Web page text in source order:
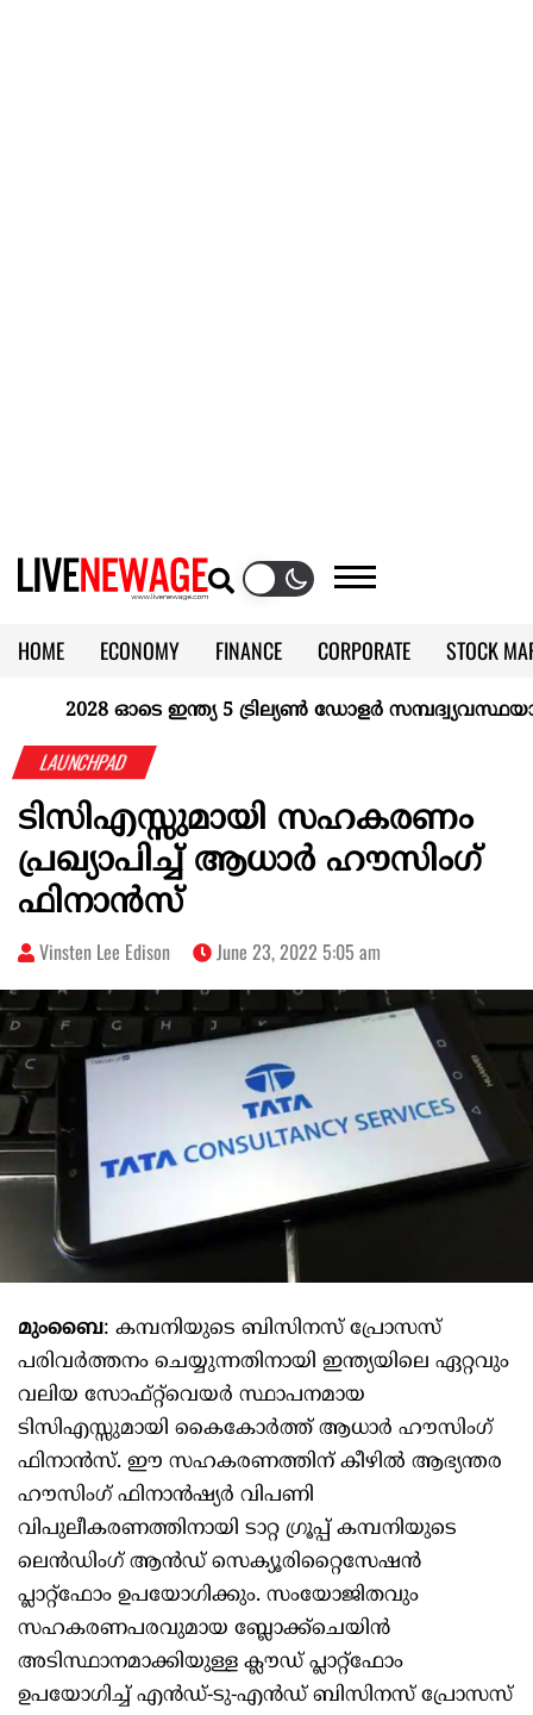
HOME ECONOMY FINANCE CORPORATE
STOCK
CALENDAR
KERALA @70
2028 ഓടെ ഇന്ത്യ 5 ട്രില്യണ്‍ ഡോളര്‍
LAUNCHPAD
ടിസിഎസ്സുമായി സഹകരണം
പ്രഖ്യാപിച്ച് ആധാർ ഹൗസിംഗ്
ഫിനാൻസ്
Vinsten Lee Edison June 23, 2022 5:05 am
മുംബൈ: കമ്പനിയുടെ ബിസിനസ് പ്രോസസ്
പരിവർത്തനം ചെയ്യുന്നതിനായി ഇന്ത്യയിലെ ഏറ്റവും
വലിയ സോഫ്‌റ്റ്‌വെയർ സ്ഥാപനമായ
ടിസിഎസ്സുമായി കൈകോർത്ത് ആധാർ ഹൗസിംഗ്
ഫിനാൻസ്. ഈ സഹകരണത്തിന് കീഴിൽ ആഭ്യന്തര
ഹൗസിംഗ് ഫിനാൻഷ്യർ വിപണി
വിപുലീകരണത്തിനായി ടാറ്റ ഗ്രൂപ്പ് കമ്പനിയുടെ
ലെൻഡിംഗ് ആൻഡ് സെക്യൂരിറ്റൈസേഷൻ
പ്ലാറ്റ്‌ഫോം ഉപയോഗിക്കും. സംയോജിതവും
സഹകരണപരവുമായ ബ്ലോക്ക്ചെയിൻ
അടിസ്ഥാനമാക്കിയുള്ള ക്ലൗഡ് പ്ലാറ്റ്‌ഫോം
ഉപയോഗിച്ച് എൻഡ്-ടു-എൻഡ് ബിസിനസ് പ്രോസസ്